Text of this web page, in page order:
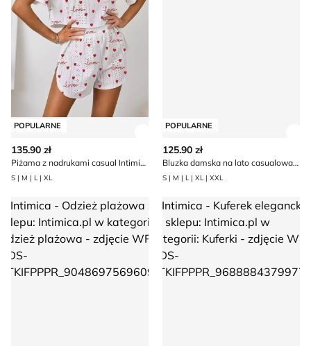
POPULARNE
135.90 zł
Piżama z nadrukami casual Intimica
S | M | L | XL
POPULARNE
125.90 zł
Bluzka damska na lato casualowa Intimica
S | M | L | XL | XXL
- Odzież plażowa Intimica - Kuferek elegancki